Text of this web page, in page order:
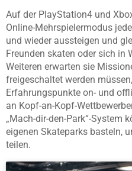
Auf der PlayStation4 und
Online-Mehrspielermodus
und wieder aussteigen und
Freunden skaten oder sich in
Weiteren erwarten sie
freigeschaltet werden
Erfahrungspunkte on- und
an Kopf-an-Kopf-
„Mach-dir-den-Park“-System
eigenen Skateparks basteln,
teilen.